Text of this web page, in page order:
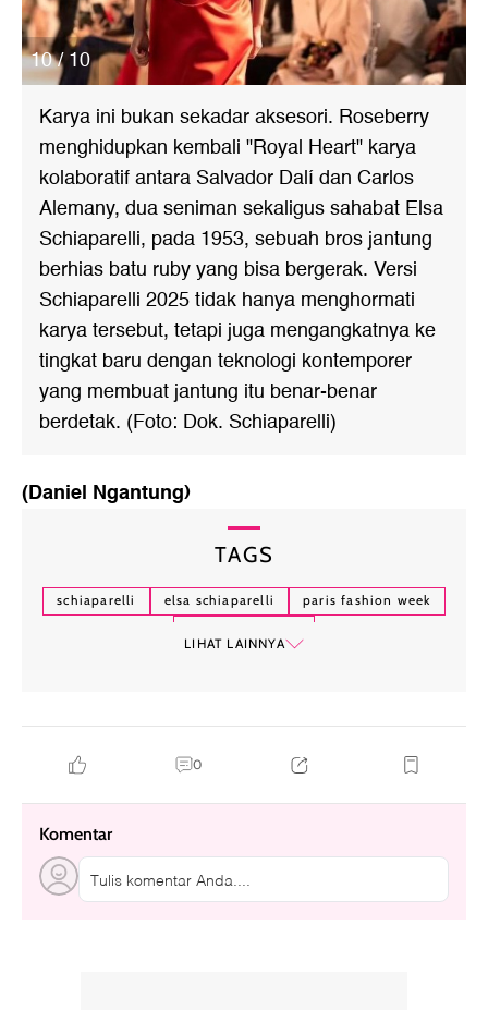
10 / 10
Karya ini bukan sekadar aksesori. Roseberry
menghidupkan kembali "Royal Heart" karya
kolaboratif antara Salvador Dalí dan Carlos
Alemany, dua seniman sekaligus sahabat Elsa
Schiaparelli, pada 1953, sebuah bros jantung
berhias batu ruby yang bisa bergerak. Versi
Schiaparelli 2025 tidak hanya menghormati
karya tersebut, tetapi juga mengangkatnya ke
tingkat baru dengan teknologi kontemporer
yang membuat jantung itu benar-benar
berdetak. (Foto: Dok. Schiaparelli)
(Daniel Ngantung)
TAGS
schiaparelli elsa schiaparelli
paris fashion week
LIHAT LAINNYA
0
Komentar
Tulis komentar Anda....